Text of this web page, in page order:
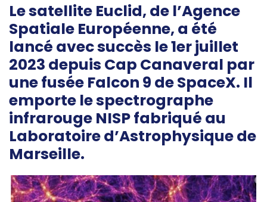
Le satellite Euclid, de l’Agence
Spatiale Européenne, a été
lancé avec succès le 1er juillet
2023 depuis Cap Canaveral par
une fusée Falcon 9 de SpaceX. Il
emporte le spectrographe
infrarouge NISP fabriqué au
Laboratoire d’Astrophysique de
Marseille.